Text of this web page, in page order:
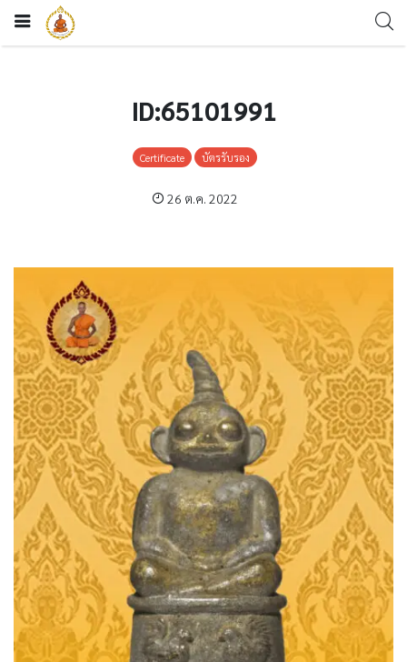
ID:65101991
Certificate บัตรรับรอง
26 ต.ค. 2022